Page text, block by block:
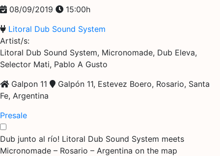
08/09/2019
15:00h
Litoral Dub Sound System
Artist/s:
Litoral Dub Sound System, Micronomade, Dub Eleva,
Selector Mati, Pablo A Gusto
Galpon 11
Galpón 11, Estevez Boero, Rosario, Santa
Fe, Argentina
Presale
Dub junto al río! Litoral Dub Sound System meets
Micronomade – Rosario – Argentina on the map